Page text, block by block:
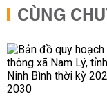
CÙNG